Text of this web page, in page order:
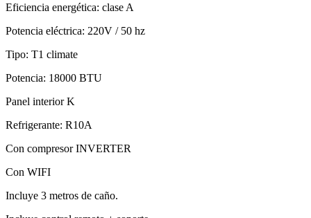
Eficiencia energética: clase A
Potencia eléctrica: 220V / 50 hz
Tipo: T1 climate
Potencia: 18000 BTU
Panel interior K
Refrigerante: R10A
Con compresor INVERTER
Con WIFI
Incluye 3 metros de caño.